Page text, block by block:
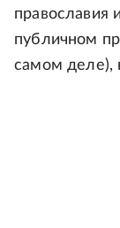
православия
публичном
самом деле),